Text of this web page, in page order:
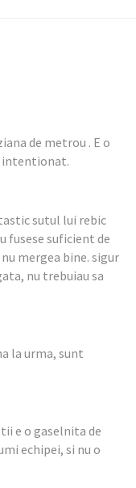
de metrou . E o
intentionat.
sutul lui rebic
fusese suficient de
mergea bine. sigur
nu trebuiau sa
la urma, sunt
e o gaselnita de
echipei, si nu o